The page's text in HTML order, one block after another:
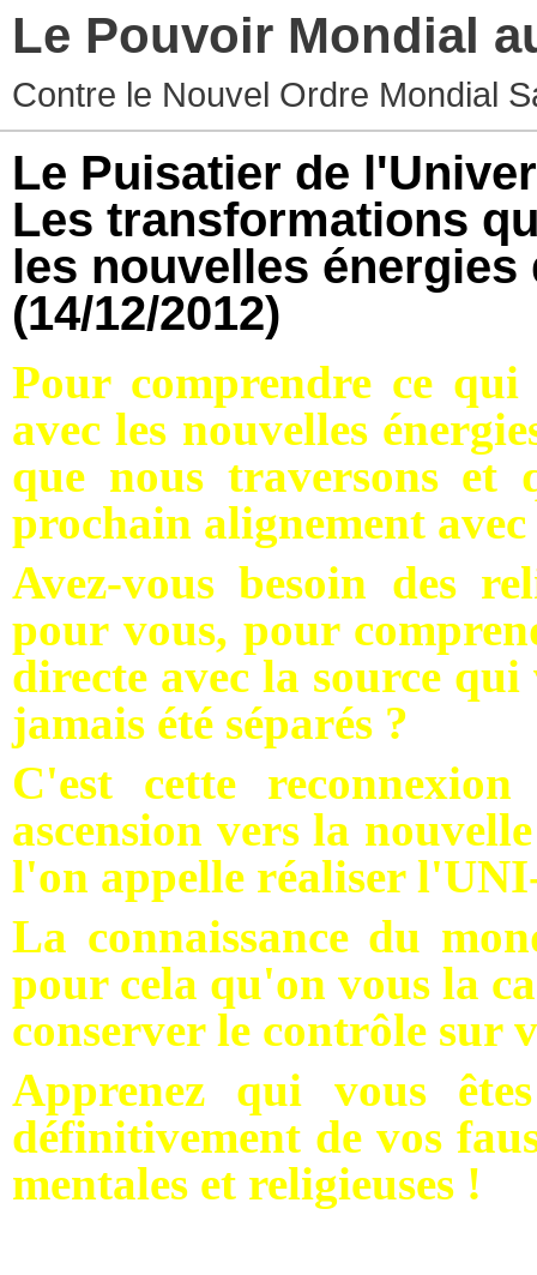
Le Pouvoir Mondial
Contre le Nouvel Ordre Mondial
Le Puisatier de
Les transformations
les nouvelles
(14/12/2012)
Pour comprendre ce qui
avec les nouvelles
que nous traversons et
prochain alignement
Avez-vous besoin des
pour vous, pour
directe avec la source
jamais été séparés ?
C'est cette
ascension vers la
l'on appelle réaliser
La connaissance du
pour cela qu'on vous la
conserver le contrôle sur
Apprenez qui vous
définitivement de vos
mentales et religieuses !